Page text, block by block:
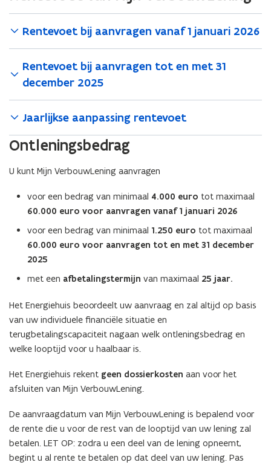
Rentevoet bij aanvragen vanaf 1 januari 2026
Rentevoet bij aanvragen tot en met 31
december 2025
Jaarlijkse aanpassing rentevoet
Ontleningsbedrag
U kunt Mijn VerbouwLening aanvragen
voor een bedrag van minimaal 4.000 euro tot maximaal
60.000 euro voor aanvragen vanaf 1 januari 2026
voor een bedrag van minimaal 1.250 euro tot maximaal
60.000 euro voor aanvragen tot en met 31 december
2025
met een afbetalingstermijn van maximaal 25 jaar.
Het Energiehuis beoordeelt uw aanvraag en zal altijd op basis
van uw individuele financiële situatie en
terugbetalingscapaciteit nagaan welk ontleningsbedrag en
welke looptijd voor u haalbaar is.
Het Energiehuis rekent geen dossierkosten aan voor het
afsluiten van Mijn VerbouwLening.
De aanvraagdatum van Mijn VerbouwLening is bepalend voor
de rente die u voor de rest van de looptijd van uw lening zal
betalen. LET OP: zodra u een deel van de lening opneemt,
begint u al rente te betalen op dat deel van uw lening. Pas